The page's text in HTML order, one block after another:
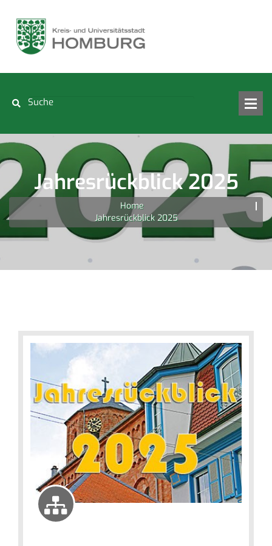
Jahresrückblick 2025
Home
Jahresrückblick 2025